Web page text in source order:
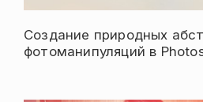
Создание природных
фотоманипуляций в